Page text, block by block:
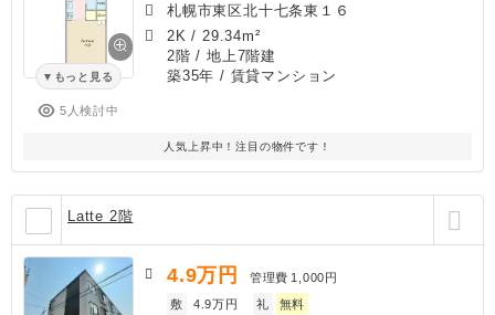
もっと見る
5人検討中
札幌市東区北十七条東１６
2K / 29.34m²
2階 / 地上7階建
築35年 / 賃貸マンション
人気上昇中！注目の物件です！
Latte 2階
4.9万円 管理費 1,000円
敷
4.9万円 礼 無料